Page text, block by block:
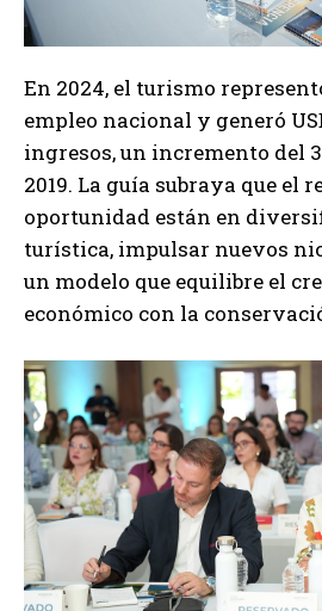
En 2024, el turismo
empleo nacional y generó
ingresos, un incremento del
2019. La guía subraya que el
oportunidad están en
turística, impulsar nuevos
un modelo que equilibre el
económico con la